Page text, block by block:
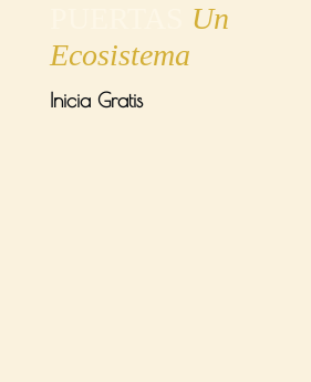
Un
Ecosistema
Inicia Gratis